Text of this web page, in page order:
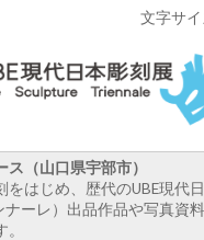
ス（山口県宇部市）
をはじめ、歴代のUBE現代
ナーレ）出品作品や写真資
文字サイ